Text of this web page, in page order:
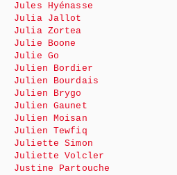
Jules Hyénasse
Julia Jallot
Julia Zortea
Julie Boone
Julie Go
Julien Bordier
Julien Bourdais
Julien Brygo
Julien Gaunet
Julien Moisan
Julien Tewfiq
Juliette Simon
Juliette Volcler
Justine Partouche